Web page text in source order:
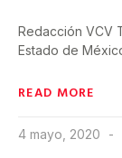
Redacción VCV
Estado de
READ MORE
4 mayo, 2020